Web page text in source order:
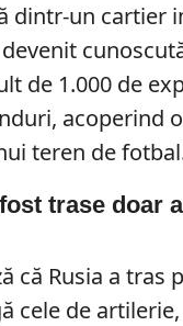
dintr-un cartier
de 1.000 de
acoperind
teren de
trase doar
că Rusia a tras
cele de